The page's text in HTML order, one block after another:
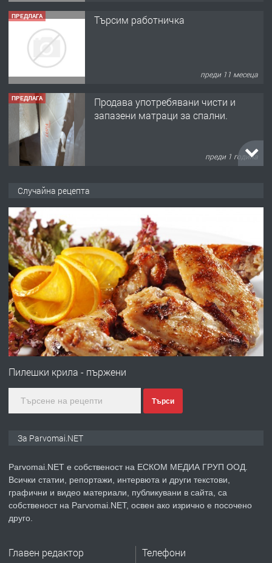
ПРЕДЛАГА Търсим работничка
преди 11 месеца
ПРЕДЛАГА
Продава употребявани чисти и
запазени матраци за спални.
преди 1 година
ПРЕДЛАГА
Първи поход "По стъпките на Ангел
Войвода"
преди 1 година
ПРЕДЛАГА
Монтажник на малки детайли за
преди 1 година
ПРЕДЛАГА
Продавам апартамент - гр.
Случайна рецепта
Пилешки крила - пържени
Търси
За Parvomai.NET
Parvomai.NET е собственост на ЕСКОМ МЕДИА ГРУП ООД.
Всички статии, репортажи, интервюта и други текстови,
графични и видео материали, публикувани в сайта, са
собственост на Parvomai.NET, освен ако изрично е посочено
друго.
Главен редактор Телефони